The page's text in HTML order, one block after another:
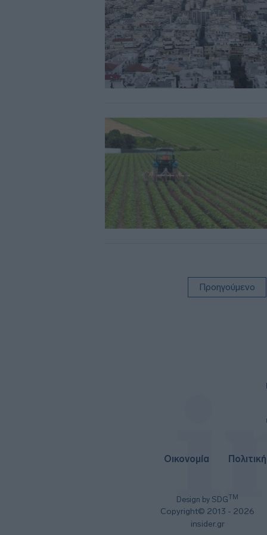
Προηγούμενο
Οικονομία Πολιτική
Design by SDGTM
Copyright© 2013 - 2026
insider.gr